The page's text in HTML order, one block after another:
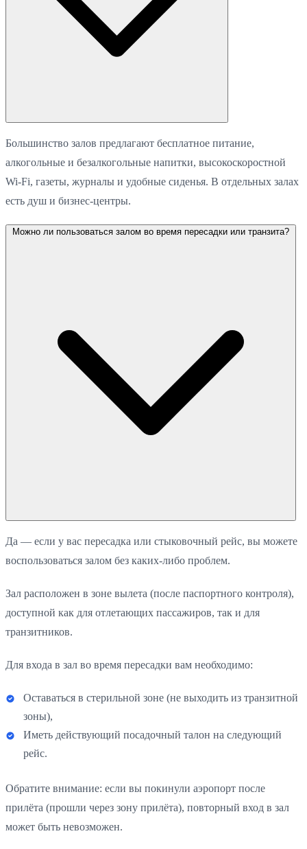
Большинство залов предлагают бесплатное питание,
алкогольные и безалкогольные напитки, высокоскоростной
Wi-Fi, газеты, журналы и удобные сиденья. В отдельных залах
есть душ и бизнес-центры.
Можно ли пользоваться залом во время пересадки или транзита?
Да — если у вас пересадка или стыковочный рейс, вы можете
воспользоваться залом без каких-либо проблем.
Зал расположен в зоне вылета (после паспортного контроля),
доступной как для отлетающих пассажиров, так и для
транзитников.
Для входа в зал во время пересадки вам необходимо:
Оставаться в стерильной зоне (не выходить из транзитной
зоны),
Иметь действующий посадочный талон на следующий
рейс.
Обратите внимание: если вы покинули аэропорт после
прилёта (прошли через зону прилёта), повторный вход в зал
может быть невозможен.